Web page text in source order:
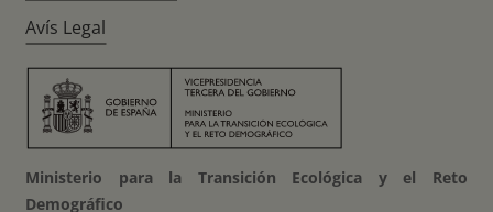
Avís Legal
Ministerio para la Transición Ecológica y el Reto
Demográfico